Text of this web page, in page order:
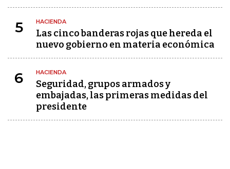
5 HACIENDA
Las cinco banderas rojas que hereda el
nuevo gobierno en materia económica
6 HACIENDA
Seguridad, grupos armados y
embajadas, las primeras medidas del
presidente